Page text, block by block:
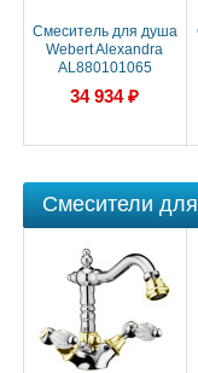
Смеситель для душа
Webert Alexandra
AL880101065
34 934 ₽
Смесители